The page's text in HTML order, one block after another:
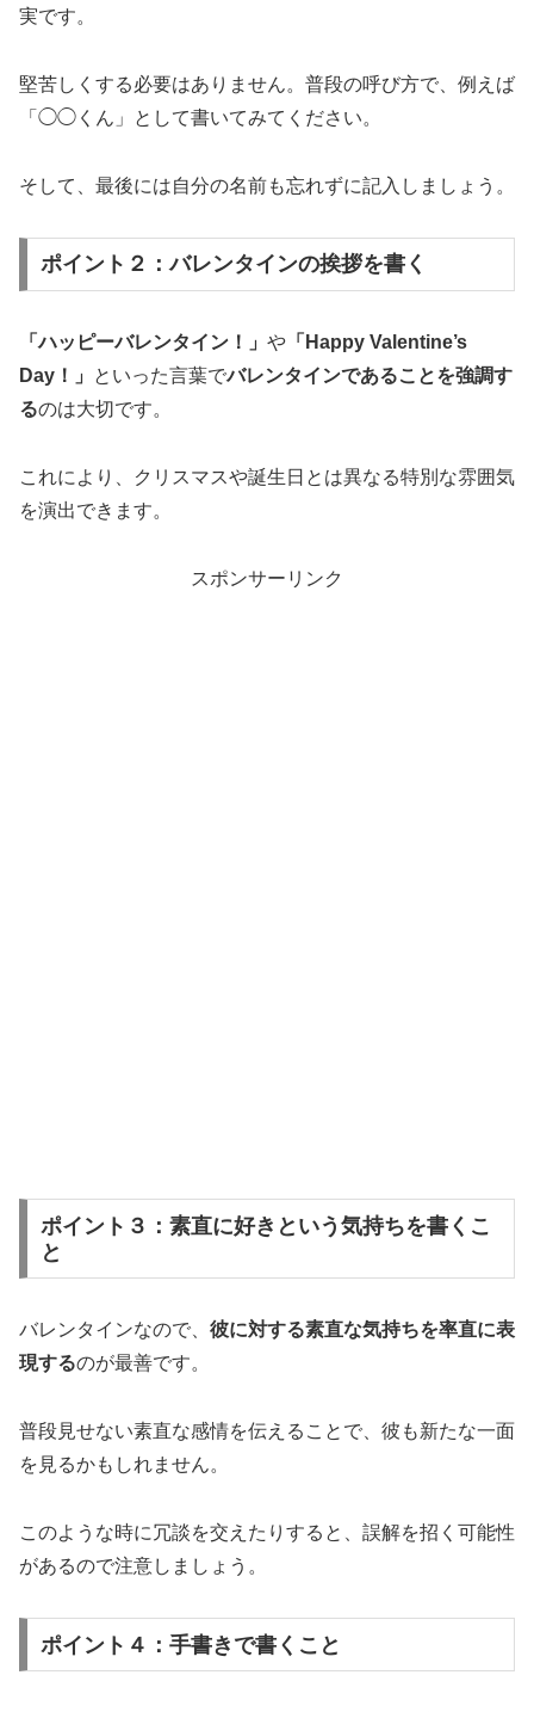
実です。
堅苦しくする必要はありません。普段の呼び方で、例えば
「◯◯くん」として書いてみてください。
そして、最後には自分の名前も忘れずに記入しましょう。
ポイント２：バレンタインの挨拶を書く
「ハッピーバレンタイン！」 や 「Happy Valentine’s
Day！」
といった言葉でバレンタインであることを強調す
るのは大切です。
これにより、クリスマスや誕生日とは異なる特別な雰囲気
を演出できます。
スポンサーリンク
ポイント３：素直に好きという気持ちを書くこ
と
バレンタインなので、 彼に対する素直な気持ちを率直に表
現するのが最善です。
普段見せない素直な感情を伝えることで、彼も新たな一面
を見るかもしれません。
このような時に冗談を交えたりすると、誤解を招く可能性
があるので注意しましょう。
ポイント４：手書きで書くこと